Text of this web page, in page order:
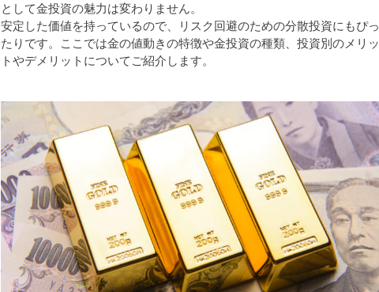
として金投資の魅力は変わりません。
安定した価値を持っているので、リスク回避のための分散投資にもぴっ
たりです。ここでは金の値動きの特徴や金投資の種類、投資別のメリッ
トやデメリットについてご紹介します。